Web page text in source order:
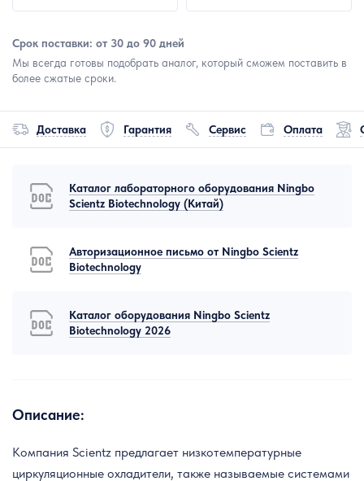
Срок поставки: от 30 до 90 дней
Мы всегда готовы подобрать аналог, который сможем поставить в
более сжатые сроки.
Доставка Гарантия Сервис Оплата
Каталог лабораторного оборудования Ningbo
Scientz Biotechnology (Китай)
Авторизационное письмо от Ningbo Scientz
Biotechnology
Каталог оборудования Ningbo Scientz
Biotechnology 2026
Описание:
Компания Scientz предлагает низкотемпературные
циркуляционные охладители, также называемые системами